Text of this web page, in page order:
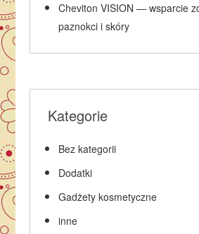
Cheviton VISION — wsparcie
paznokci i skóry
Kategorie
Bez kategorii
Dodatki
Gadżety kosmetyczne
inne